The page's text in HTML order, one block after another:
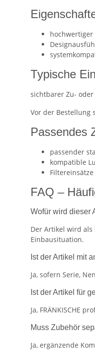
Typische
sichtbarer Zu-
Vor der Bestellung
Passendes
passender
kompatible
FAQ –
Wofür wird dieser
Der Artikel wird als
Einbausituation.
Ist der Artikel mit
Ja, sofern Serie,
Ist der Artikel für
Ja, FRÄNKISCHE
Muss Zubehör
Ja, ergänzende